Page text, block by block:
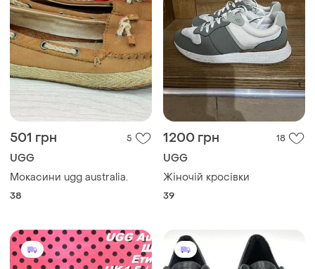
501 грн 5
UGG
Мокасини ugg australia.
38
1200 грн 18
UGG
Жіночій кросівки
39